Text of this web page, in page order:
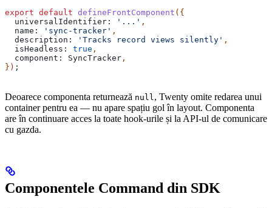
export default defineFrontComponent ({
  universalIdentifier:
'...' ,
  name:
'sync-tracker' ,
  description:
'Tracks record views silently' ,
  isHeadless:
true ,
  component:
SyncTracker ,
}) ;
Deoarece componenta returnează null, Twenty omite redarea unui
container pentru ea — nu apare spațiu gol în layout. Componenta
are în continuare acces la toate hook-urile și la API-ul de comunicare
cu gazda.
Componentele Command din SDK